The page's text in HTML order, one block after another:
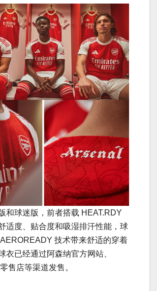
和球迷版，前者搭载 HEAT.RDY
适度、贴合度和吸湿排汗性能，球
技术带来舒适的穿着
衣已经通过阿森纳官方网站、
售店等渠道发售。